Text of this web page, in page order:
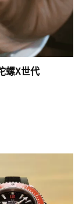
螺X世代